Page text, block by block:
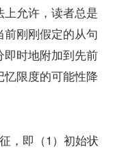
允许，读者总是
刚刚假定的从句
时地附加到先前
限度的可能性降
，即（1）初始状